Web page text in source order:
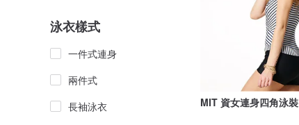
泳衣樣式
一件式連身
兩件式
長袖泳衣
MIT 資女連身四角泳裝